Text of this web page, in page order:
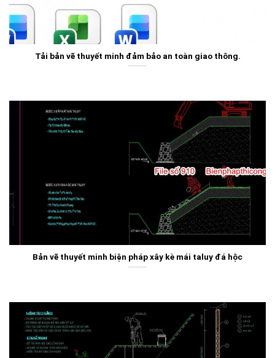
Tải bản vẽ thuyết minh đảm bảo an toàn giao thông.
Bản vẽ thuyết minh biện pháp xây kè mái taluy đá hộc